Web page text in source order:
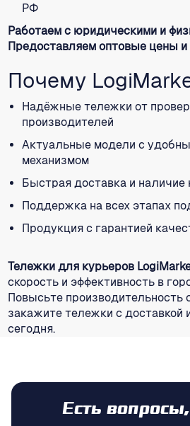
РФ
Работаем с юридическими и
Предоставляем оптовые цены и
Почему
Надёжные тележки от
производителей
Актуальные модели с
механизмом
Быстрая доставка и наличие
Поддержка на всех этапах
Продукция с гарантией
Тележки для курьеров
скорость и эффективность в
Повысьте производительность
закажите тележки с доставкой
сегодня.
Есть